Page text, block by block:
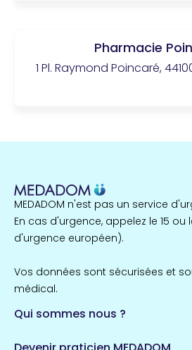
Pharmacie
1 Pl. Raymond Poincaré,
MEDADOM n'est pas un service
En cas d'urgence, appelez le 15 ou
d'urgence européen).
Vos données sont sécurisées et
médical.
Qui sommes nous ?